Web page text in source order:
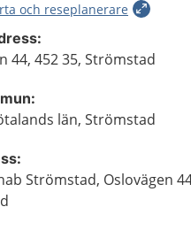
och reseplanerare
44, 452 35, Strömstad
län, Strömstad
Strömstad, Oslovägen